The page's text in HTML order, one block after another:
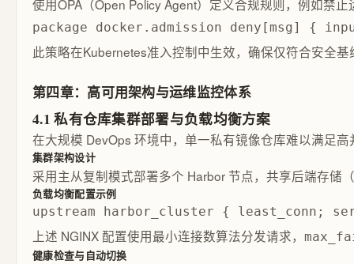
使用OPA（Open Policy Agent）定义合规规则，例如禁
package docker.admission deny[msg] {
此策略在Kubernetes准入控制中生效，确保仅符合安全
第四章：高可用架构与运维监控体系
4.1 私有仓库集群部署与负载均衡方案
在大规模 DevOps 环境中，单一私有镜像仓库难以满足
集群架构设计
采用主从复制模式部署多个 Harbor 节点，共享后端存储
负载均衡配置示例
upstream harbor_cluster { least_conn;
上述 NGINX 配置使用最小连接数算法分发请求，
健康检查与自动切换